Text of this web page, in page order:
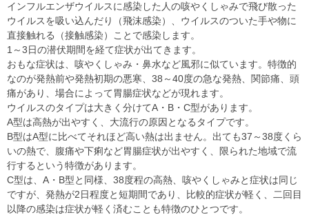
インフルエンザウイルスに感染した人の咳やくしゃみで飛び散った
ウイルスを吸い込んだり（飛沫感染）、ウイルスのついた手や物に
直接触れる（接触感染）ことで感染します。
1～3日の潜伏期間を経て症状が出てきます。
おもな症状は、咳やくしゃみ・鼻水など風邪に似ています。特徴的
なのが発熱前や発熱初期の悪寒、38～40度の急な発熱、関節痛、頭
痛があり、場合によって胃腸症状などが現れます。
ウイルスのタイプは大きく分けてA・B・C型があります。
A型は高熱が出やすく、大流行の原因となるタイプです。
B型はA型に比べてそれほど高い熱は出ません。出ても37～38度くら
いの熱で、腹痛や下痢など胃腸症状が出やすく、限られた地域で流
行するという特徴があります。
C型は、A・B型と同様、38度程の高熱、咳やくしゃみと症状は同じ
ですが、発熱が2日程度と短期間であり、比較的症状が軽く、二回目
以降の感染は症状が軽く済むことも特徴のひとつです。